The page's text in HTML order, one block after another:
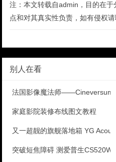
注：本文转载自admin，目的在
点和对其真实性负责，如有侵权请
别人在看
法国影像魔法师——Cineversum
家庭影院装修布线图文教程
又一超靓的旗舰落地箱 YG
突破短焦障碍 测爱普生